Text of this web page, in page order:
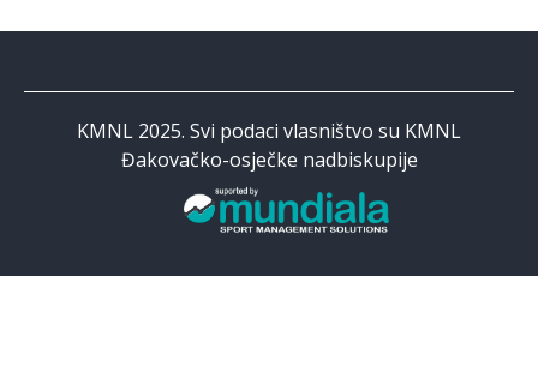
KMNL 2025. Svi podaci vlasništvo su KMNL
Đakovačko-osječke nadbiskupije